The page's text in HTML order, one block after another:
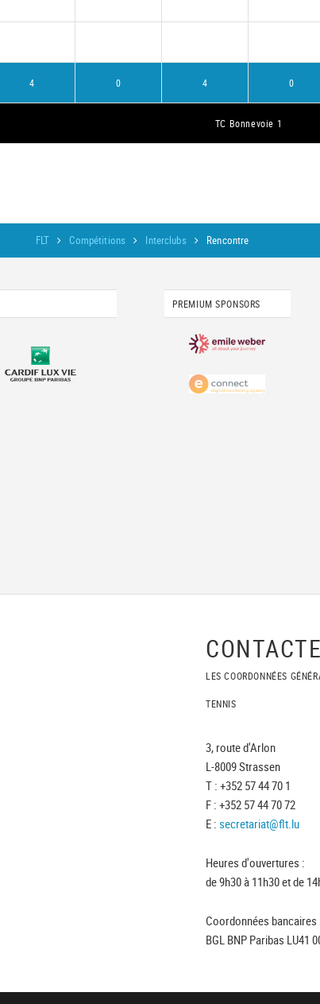
4 0 4 0
TC Bonnevoie 1
FLT Compétitions Interclubs Rencontre
PREMIUM SPONSORS
LES COORDONNÉES
TENNIS
3, route d'Arlon
L-8009 Strassen
T : +352 57 44 70 1
F : +352 57 44 70 72
E : secretariat@flt.lu
Heures d'ouvertures :
de 9h30 à 11h30 et de
Coordonnées bancaires
BGL BNP Paribas LU41